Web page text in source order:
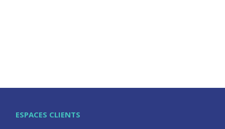
ESPACES CLIENTS